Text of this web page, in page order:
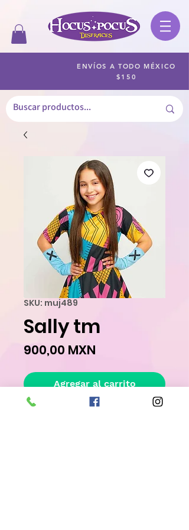
ENVÍOS A TODO MÉXICO
$150
SKU: muj489
Sally tm
900,00 MXN
Agregar al carrito